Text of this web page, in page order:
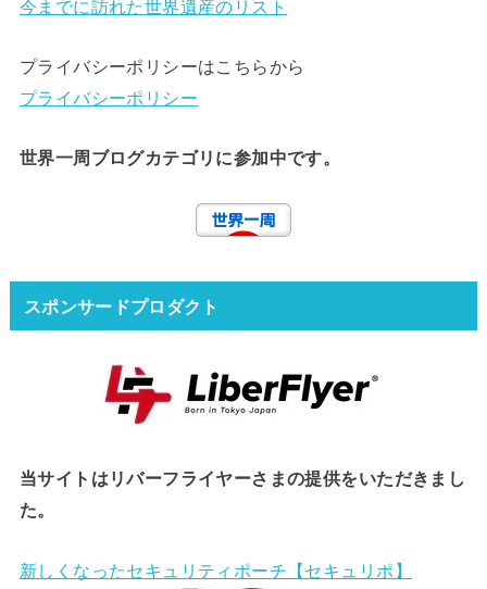
今までに訪れた世界遺産のリスト
プライバシーポリシーはこちらから
プライバシーポリシー
世界一周ブログカテゴリに参加中です。
スポンサードプロダクト
当サイトはリバーフライヤーさまの提供をいただきまし
た。
新しくなったセキュリティポーチ【セキュリポ】